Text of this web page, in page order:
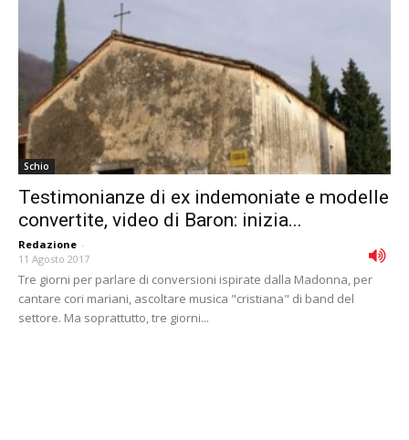
Schio
Testimonianze di ex indemoniate e modelle
convertite, video di Baron: inizia...
Redazione -
11 Agosto 2017
Tre giorni per parlare di conversioni ispirate dalla Madonna, per
cantare cori mariani, ascoltare musica "cristiana" di band del
settore. Ma soprattutto, tre giorni...